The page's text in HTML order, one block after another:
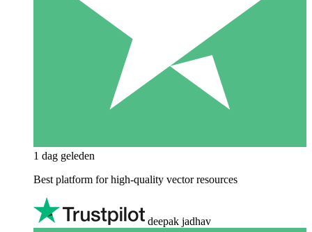
1 dag geleden
Best platform for high-quality vector resources
deepak jadhav